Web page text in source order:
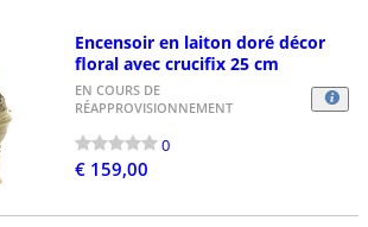
Encensoir en laiton doré décor
floral avec crucifix 25 cm
EN COURS DE
RÉAPPROVISIONNEMENT
0
€ 159,00